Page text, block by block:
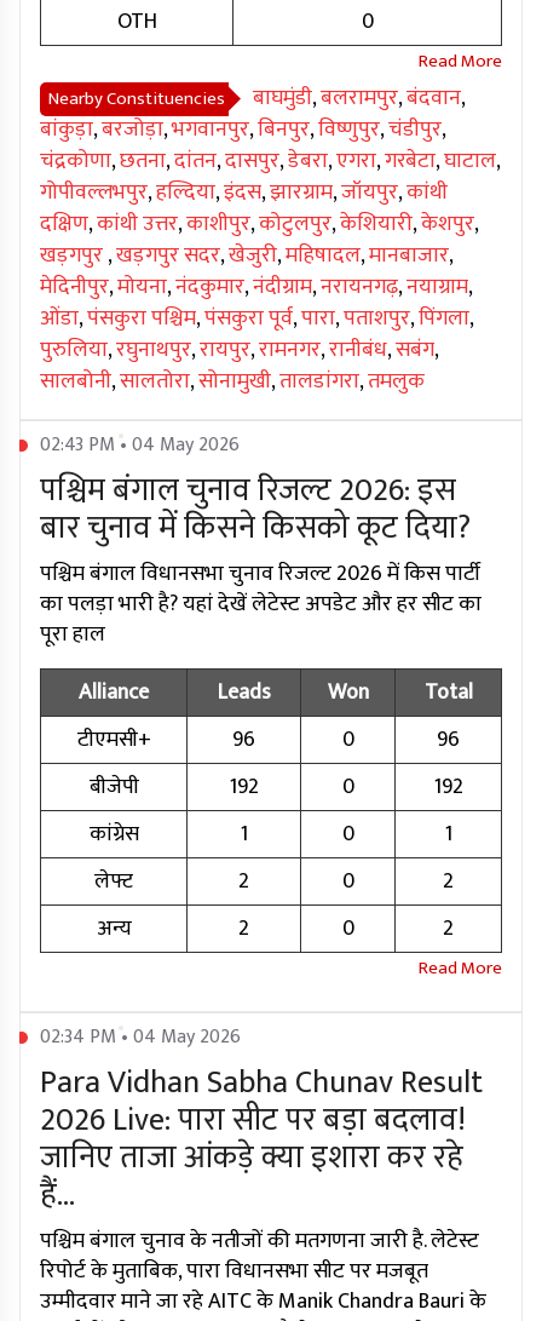
OTH
0
Nearby Constituencies बाघमुंडी,बलरामपुर,बंदवान,
बांकुड़ा,बरजोड़ा,भगवानपुर,बिनपुर,विष्णुपुर,चंडीपुर,
चंद्रकोणा,छतना,दांतन,दासपुर,डेबरा,एगरा,गरबेटा,घाटाल,
गोपीवल्लभपुर,हल्दिया,इंदस,झारग्राम,जॉयपुर,कांथी
दक्षिण,कांथी उत्तर,काशीपुर,कोटुलपुर,केशियारी,केशपुर,
खड़गपुर,खड़गपुर सदर,खेजुरी,महिषादल,मानबाजार,
मेदिनीपुर,मोयना,नंदकुमार,नंदीग्राम,नरायनगढ़,नयाग्राम,
ओंडा,पंसकुरा पश्चिम,पंसकुरा पूर्व,पारा,पताशपुर,पिंगला,
पुरुलिया,रघुनाथपुर,रायपुर,रामनगर,रानीबंध,सबंग,
सालबोनी,सालतोरा,सोनामुखी,तालडांगरा,तमलुक
02:43 PM • 04 May 2026
पश्चिम बंगाल चुनाव रिजल्ट 2026: इस
बार चुनाव में किसने किसको कूट दिया?
पश्चिम बंगाल विधानसभा चुनाव रिजल्ट 2026 में किस पार्टी
का पलड़ा भारी है? यहां देखें लेटेस्ट अपडेट और हर सीट का
पूरा हाल
Alliance
Leads Won
Total
टीएमसी+
96 0
96
बीजेपी
192 0
192
कांग्रेस
1 0
1
लेफ्ट
2 0
2
अन्य
2 0 2
02:34 PM • 04 May 2026
Para Vidhan Sabha Chunav Result
2026 Live: पारा सीट पर बड़ा बदलाव!
जानिए ताजा आंकड़े क्या इशारा कर रहे
हैं...
पश्चिम बंगाल चुनाव के नतीजों की मतगणना जारी है. लेटेस्ट
रिपोर्ट के मुताबिक, पारा विधानसभा सीट पर मजबूत
उम्मीदवार माने जा रहे AITC के Manik Chandra Bauri के